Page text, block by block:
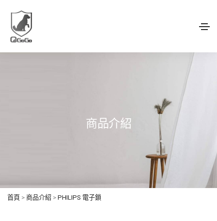
商品介紹
首頁 > 商品介紹 > PHILIPS 電子鎖